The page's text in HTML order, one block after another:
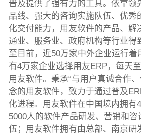
普及提供了强有力的工具。依靠领
品线、强大的咨询实施队伍、优秀
化交付能力，用友软件的产品、解
通业、服务业、政府机构等行业得
至目前，近50万家中外企业运行着
有4万家企业选择用友ERP，每天
用友软件。秉承“与用户真诚合作
念的用友软件，致力于通过普及
化进程。用友软件在中国境内拥有
5000人的软件产品研发、营销和
伍；用友软件拥有由总部、南京研